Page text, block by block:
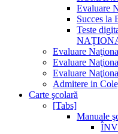
Evaluare
Succes la
Teste
Evaluare
Evaluare
Evaluare
Admitere in
Carte şcolară
[Tabs]
Manuale